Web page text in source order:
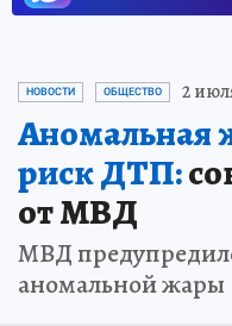
НОВОСТИ ОБЩЕСТВО 2
Аномальная
риск ДТП:
от МВД
МВД
аномальной жары